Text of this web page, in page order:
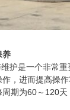
养
护是一个非常
，进而提高操
期为60～120